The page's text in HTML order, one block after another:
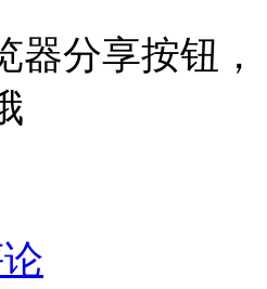
器分享按钮，